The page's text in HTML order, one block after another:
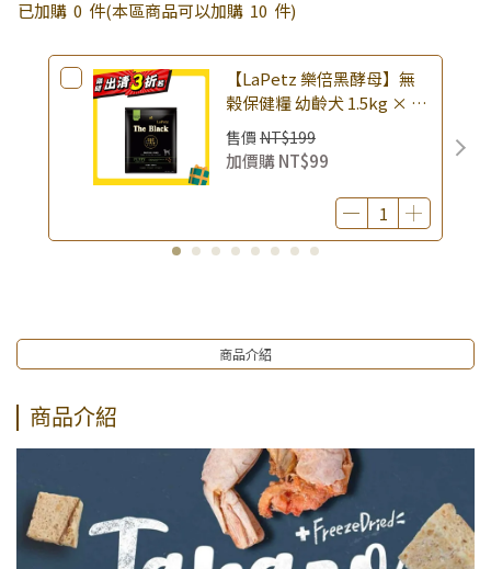
▶全館品項超殺加購活動開跑啦！
已加購 0 件(本區商品可以加購 10 件)
【LaPetz 樂倍黑酵母】無
榖保健糧 幼齡犬 1.5kg × 包
｜(廠效期20260818) 狗乾糧
狗飼料 幼犬飼料 無穀配方｜
即期品
售價 NT$199
加價購NT$99
商品介紹
商品介紹